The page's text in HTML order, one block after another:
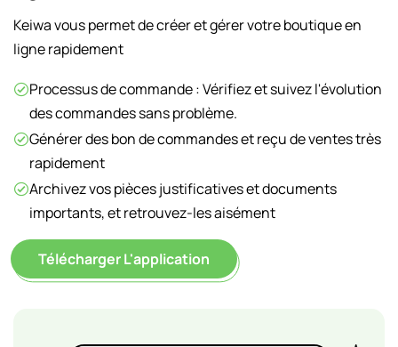
Keiwa vous permet de créer et gérer votre boutique en
ligne rapidement
Processus de commande : Vérifiez et suivez l'évolution
des commandes sans problème.
Générer des bon de commandes et reçu de ventes très
rapidement
Archivez vos pièces justificatives et documents
importants, et retrouvez-les aisément
Télécharger L'application